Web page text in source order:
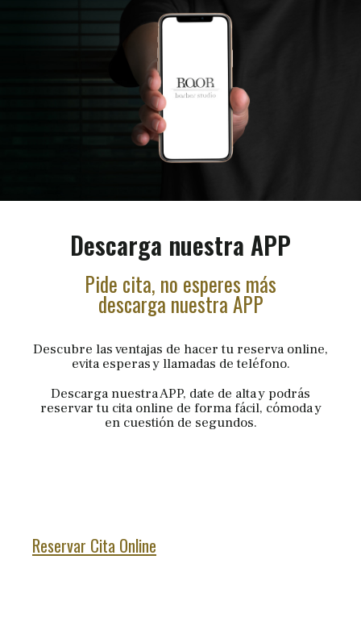
Descarga nuestra APP
Pide cita, no esperes más
descarga nuestra APP
Descubre las ventajas de hacer tu reserva online,
evita esperas y llamadas de teléfono.
Descarga nuestra APP, date de alta y podrás
reservar tu cita online de forma fácil, cómoda y
en cuestión de segundos.
Reservar Cita Online